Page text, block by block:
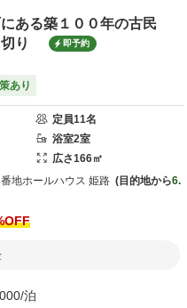
にある築１００年の古民
切り
即予約
あり
定員11名
浴室2室
広さ166㎡
地ホールハウス 姫路 目的地から6.
/泊